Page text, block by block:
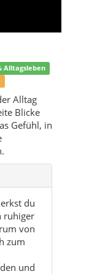
Alltag
Blicke
Gefühl, in
du
von
und
Viele
Blicke
auf.